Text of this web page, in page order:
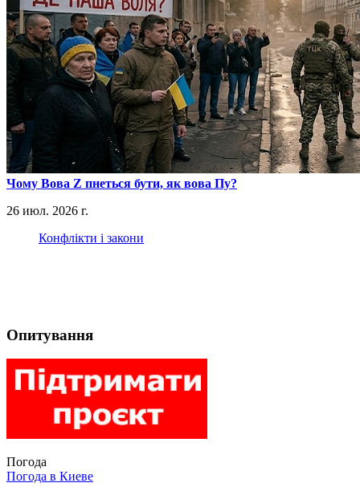
​Чому Вова Z пнеться бути, як вова Пу?
26 июл. 2026 г.
Конфлікти і закони
Опитування
Погода
Погода в Киеве